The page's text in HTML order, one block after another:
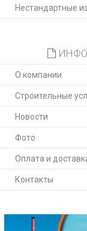
Нестандартные
О компании
Строительные
Новости
Фото
Оплата и
Контакты